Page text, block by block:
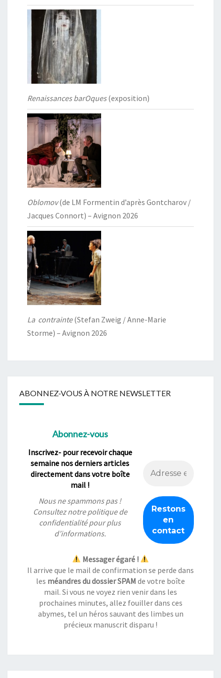
Renaissances barOques(exposition)
Oblomov(de LM Formentin d’après Gontcharov /
Jacques Connort) – Avignon 2026
La contrainte(Stefan Zweig / Anne-Marie
Storme) – Avignon 2026
ABONNEZ-VOUS À NOTRE NEWSLETTER
Abonnez-vous
Inscrivez- pour recevoir chaque
semaine nos derniers articles
directement dans votre boîte
mail !
Nous ne spammons pas !
Consultez notrepolitique de
confidentialitépour plus
d’informations.
Messager égaré !
Il arrive que le mail de confirmation se perde dans
les méandres du dossier SPAM de votre boîte
mail. Si vous ne voyez rien venir dans les
prochaines minutes, allez fouiller dans ces
abymes, tel un héros sauvant des limbes un
précieux manuscrit disparu !